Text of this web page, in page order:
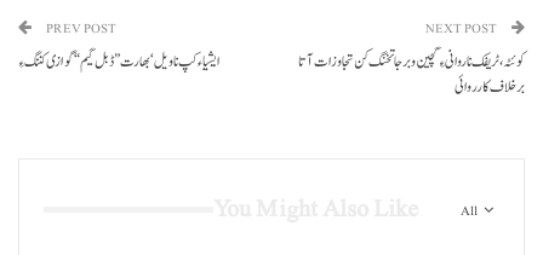
PREV POST
ایشیاء کپ نا ویل‘بھارت ”ڈبل گیم“ گوازی کننگ ءِ
NEXT POST
کوئٹہ، ٹریفک نا روانی ءِ گچین و برجاتخنگ کن تجاوزات آتا
برخلاف کارروائی
All